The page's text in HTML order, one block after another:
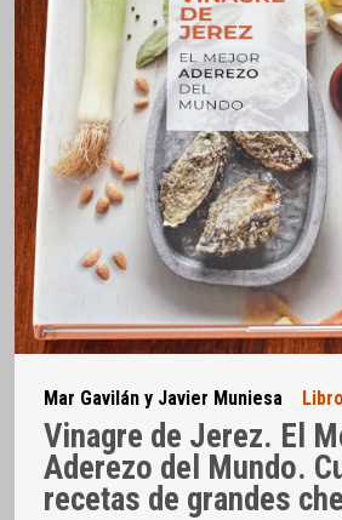
Mar Gavilán y Javier Muniesa
Vinagre de Jerez. El
Aderezo del Mundo.
recetas de grandes